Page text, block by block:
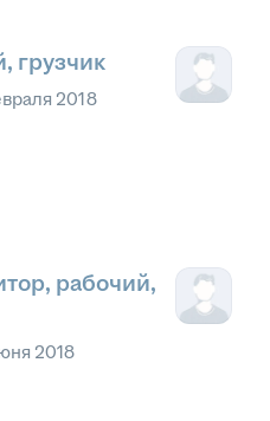
грузчик
2018
рабочий,
2018